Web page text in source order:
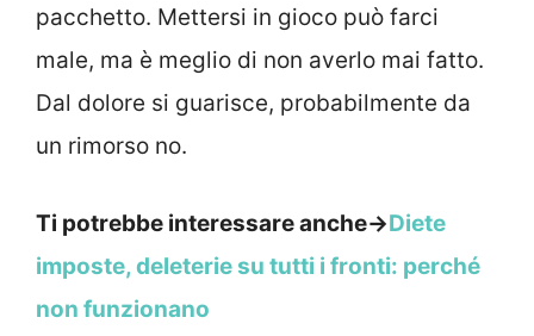
pacchetto. Mettersi in gioco può farci
male, ma è meglio di non averlo mai fatto.
Dal dolore si guarisce, probabilmente da
un rimorso no.
Ti potrebbe interessare anche->Diete
imposte, deleterie su tutti i fronti: perché
non funzionano